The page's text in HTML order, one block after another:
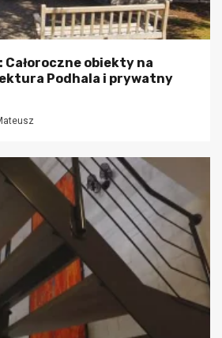
Całoroczne obiekty na
Podhala i prywatny